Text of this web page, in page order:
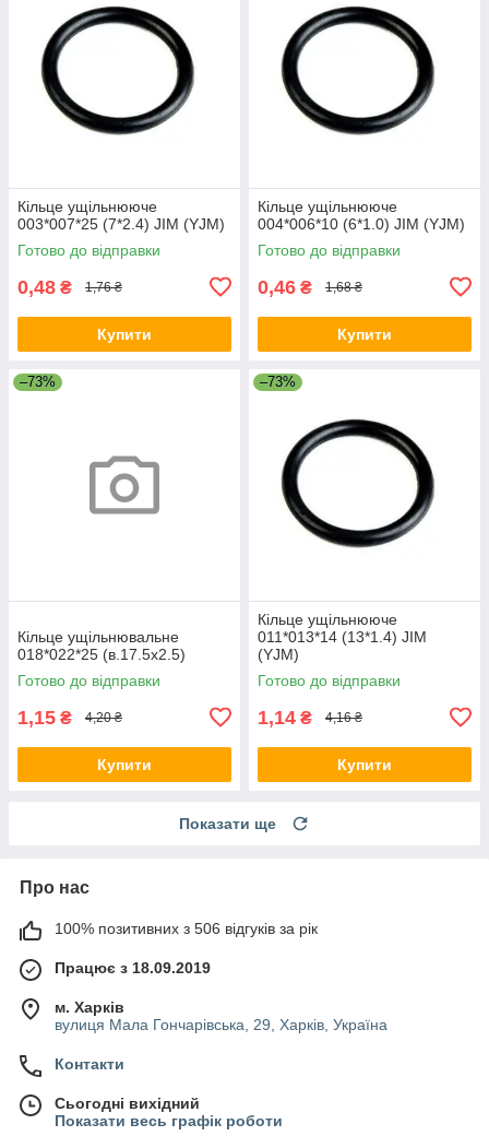
Кільце ущільнююче
003*007*25 (7*2.4) JIM (YJM)
Готово до відправки
0,48 ₴ 1,76 ₴
Купити
Кільце ущільнююче
004*006*10 (6*1.0) JIM (YJM)
Готово до відправки
0,46 ₴ 1,68 ₴
Купити
–73%
Кільце ущільнювальне
018*022*25 (в.17.5х2.5)
Готово до відправки
1,15 ₴ 4,20 ₴
Купити
–73%
Кільце ущільнююче
011*013*14 (13*1.4) JIM
(YJM)
Готово до відправки
1,14 ₴ 4,16 ₴
Купити
Показати ще
Про нас
100% позитивних з 506 відгуків за рік
Працює з 18.09.2019
м. Харків
вулиця Мала Гончарівська, 29, Харків, Україна
Контакти
Сьогодні вихідний
Показати весь графік роботи